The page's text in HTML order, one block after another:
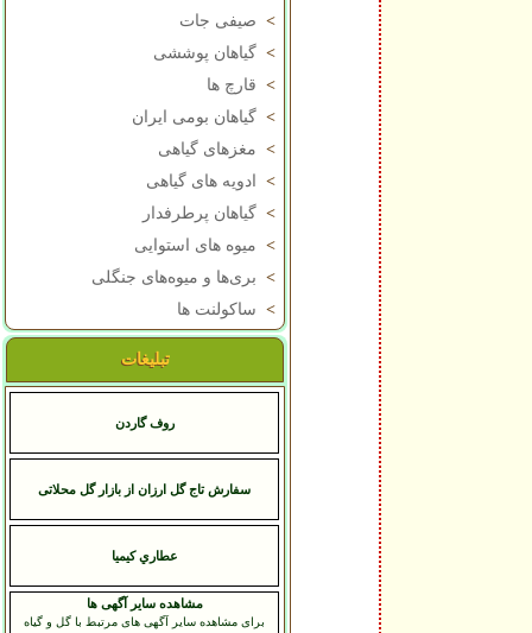
> صیفی جات
> گیاهان پوششی
> قارچ ها
> گیاهان بومی ایران
> مغزهای گیاهی
>
ادویه های گیاهی
> گیاهان پرطرفدار
> میوه های استوایی
> بری‌ها و میوه‌های جنگلی
> ساکولنت ها
تبلیغات
روف گاردن
سفارش تاج گل ارزان از بازار گل محلاتی
عطاري کيميا
مشاهده سایر آگهی ها
برای مشاهده سایر آگهی های مرتبط با گل و گیاه